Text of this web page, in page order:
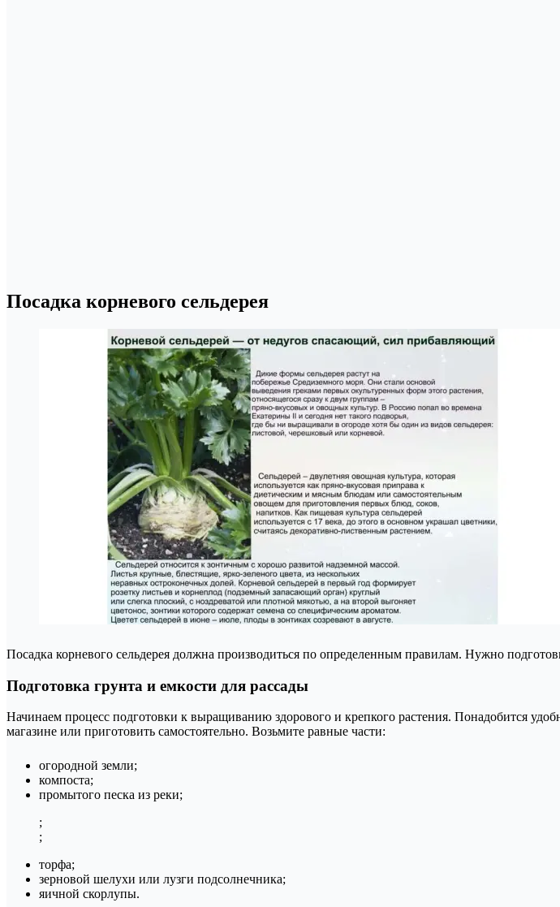
Посадка корневого сельдерея
Посадка корневого сельдерея должна производиться по определенным правилам. Нужно
Подготовка грунта и емкости для рассады
Начинаем процесс подготовки к выращиванию здорового и крепкого растения. Понадобится
магазине или приготовить самостоятельно. Возьмите равные части:
огородной земли;
компоста;
промытого песка из реки;
;
;
торфа;
зерновой шелухи или лузги подсолнечника;
яичной скорлупы.